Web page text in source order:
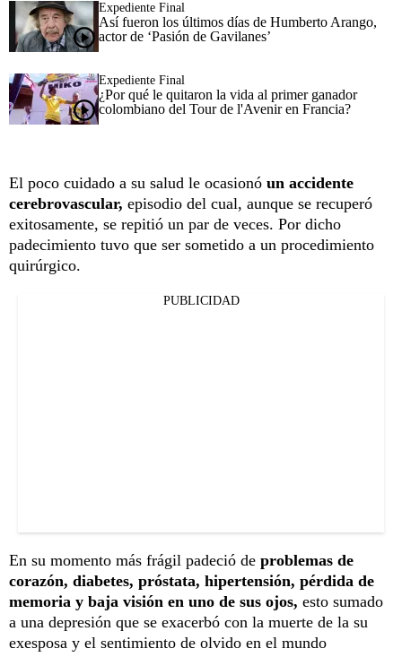
Expediente Final
Así fueron los últimos días de Humberto Arango,
actor de ‘Pasión de Gavilanes’
Expediente Final
¿Por qué le quitaron la vida al primer ganador
colombiano del Tour de l'Avenir en Francia?
El poco cuidado a su salud le ocasionó un accidente
cerebrovascular, episodio del cual, aunque se recuperó
exitosamente, se repitió un par de veces. Por dicho
padecimiento tuvo que ser sometido a un procedimiento
quirúrgico.
PUBLICIDAD
En su momento más frágil padeció de problemas de
corazón, diabetes, próstata, hipertensión, pérdida de
memoria y baja visión en uno de sus ojos, esto sumado
a una depresión que se exacerbó con la muerte de la su
exesposa y el sentimiento de olvido en el mundo